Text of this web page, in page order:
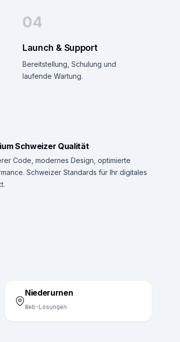
04
Launch & Support
Bereitstellung, Schulung und
laufende Wartung.
Schweizer Qualität
Code, modernes Design, optimierte
Schweizer Standards für Ihr digitales
Niederurnen
Web-Lösungen